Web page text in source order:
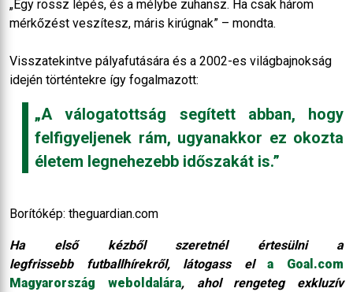
„Egy rossz lépés, és a mélybe zuhansz. Ha csak három
mérkőzést veszítesz, máris kirúgnak” – mondta.
Visszatekintve pályafutására és a 2002-es világbajnokság
idején történtekre így fogalmazott:
„A válogatottság segített abban, hogy
felfigyeljenek rám, ugyanakkor ez okozta
életem legnehezebb időszakát is.”
Borítókép: theguardian.com
Ha első kézből szeretnél értesülni a
legfrissebb futballhírekről, látogass ela Goal.com
Magyarország weboldalára, ahol rengeteg exkluzív